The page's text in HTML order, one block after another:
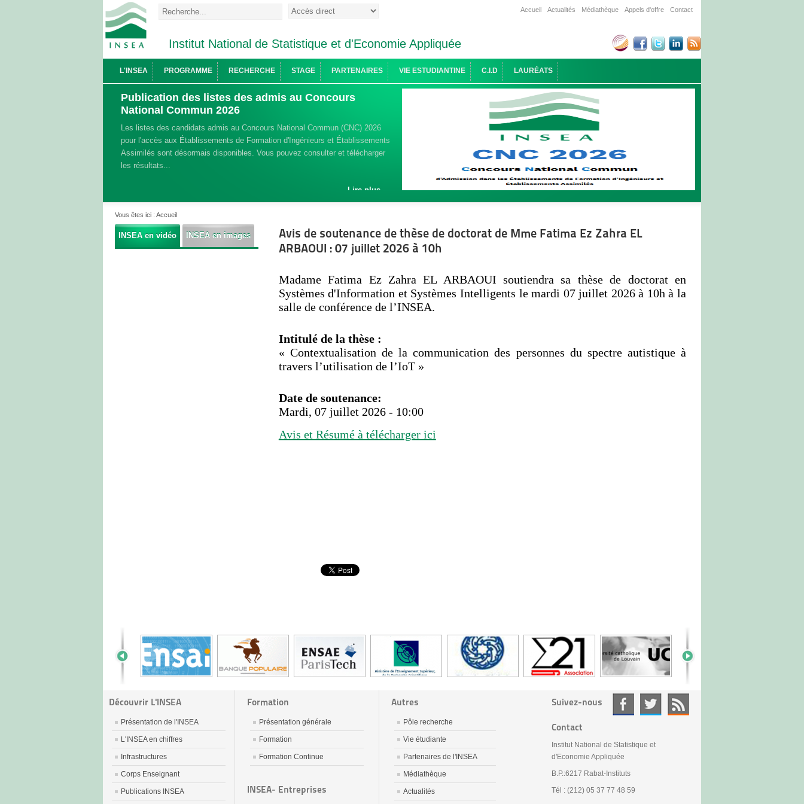
Accueil Actualités Médiathèque Appels d'offre Contact
Institut National de Statistique et d'Economie Appliquée
L'INSEA PROGRAMME RECHERCHE STAGE PARTENAIRES VIE ESTUDIANTINE C.I.D LAURÉATS
Publication des listes des admis au Concours
National Commun 2026
Les listes des candidats admis au Concours National Commun (CNC) 2026
pour l'accès aux Établissements de Formation d'Ingénieurs et Établissements
Assimilés sont désormais disponibles. Vous pouvez consulter et télécharger
les résultats...
Lire plus ...
Vous êtes ici : Accueil
INSEA en vidéo INSEA en images
Avis de soutenance de thèse de doctorat de Mme Fatima Ez Zahra EL
ARBAOUI : 07 juillet 2026 à 10h
Madame Fatima Ez Zahra EL ARBAOUI soutiendra sa thèse de doctorat en
Systèmes d'Information et Systèmes Intelligents le mardi 07 juillet 2026 à 10h à la
salle de conférence de l’INSEA.
Intitulé de la thèse :
« Contextualisation de la communication des personnes du spectre autistique à
travers l’utilisation de l’IoT »
Date de soutenance:
Mardi, 07 juillet 2026 - 10:00
Avis et Résumé à télécharger ici
Découvrir L'INSEA
Présentation de l'INSEA
L'INSEA en chiffres
Infrastructures
Corps Enseignant
Publications INSEA
Formation
Présentation générale
Formation
Formation Continue
INSEA- Entreprises
Autres
Pôle recherche
Vie étudiante
Partenaires de l'INSEA
Médiathèque
Actualités
Suivez-nous
Contact
Institut National de Statistique et
d'Economie Appliquée
B.P.:6217 Rabat-Instituts
Tél : (212) 05 37 77 48 59